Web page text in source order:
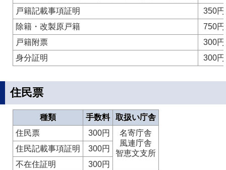
戸籍記載事項証明
350円
除籍・改製原戸籍
750円
戸籍附票
300円
身分証明
300円
住民票
種類 手数料
取扱い庁舎
住民票
300円
名寄庁舎
風連庁舎
智恵文支所
住民記載事項証明
300円
不在住証明
300円